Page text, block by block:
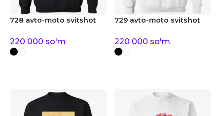
728 avto-moto svitshot
220 000 so'm
729 avto-moto svitshot
220 000 so'm